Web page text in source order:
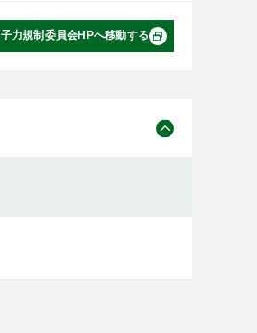
力規制委員会HPへ移動する